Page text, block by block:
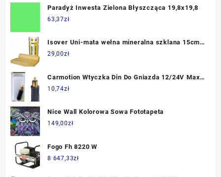
Paradyż Inwesta Zielona Błyszcząca 19,8x19,8
63,37zł
Isover Uni-mata wełna mineralna szklana 15cm
6,90m2
29,00zł
Carmotion Wtyczka Din Do Gniazda 12/24V Max.
15A
10,74zł
Nice Wall Kolorowa Sowa Fototapeta
149,00zł
Fogo Fh 8220 W
8 647,33zł